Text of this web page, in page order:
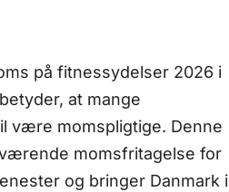
på fitnessydelser 2026 i
at mange
være momspligtige. Denne
momsfritagelse for
og bringer Danmark i